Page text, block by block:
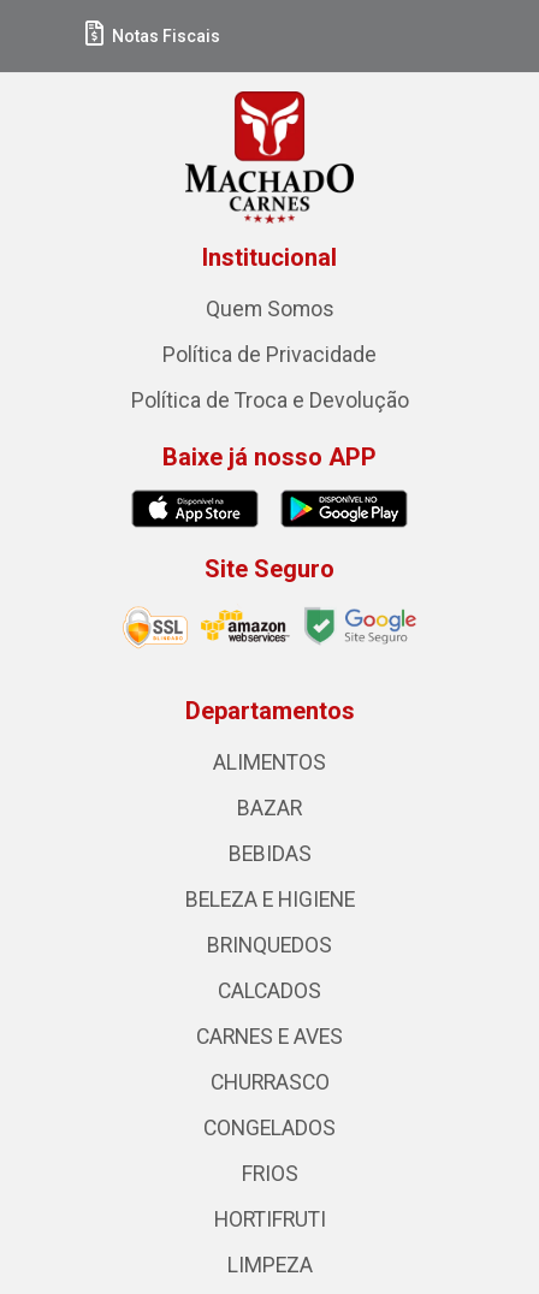
Notas Fiscais
Institucional
Quem Somos
Política de Privacidade
Política de Troca e Devolução
Baixe já nosso APP
Site Seguro
Departamentos
ALIMENTOS
BAZAR
BEBIDAS
BELEZA E HIGIENE
BRINQUEDOS
CALCADOS
CARNES E AVES
CHURRASCO
CONGELADOS
FRIOS
HORTIFRUTI
LIMPEZA